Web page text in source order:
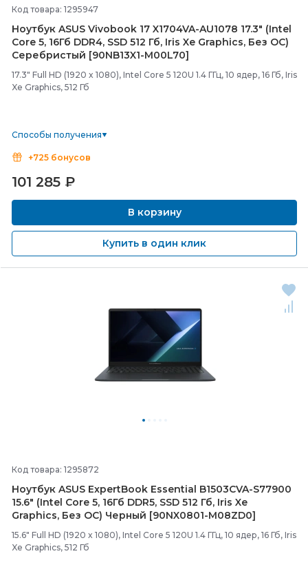
Код товара: 1295947
Ноутбук ASUS Vivobook 17 X1704VA-AU1078 17.3" (Intel
Core 5, 16Гб DDR4, SSD 512 Гб, Iris Xe Graphics, Без ОС)
Серебристый [90NB13X1-M00L70]
17.3" Full HD (1920 x 1080), Intel Core 5 120U 1.4 ГГц, 10 ядер, 16 Гб, Iris
Xe Graphics, 512 Гб
Способы получения
+725 бонусов
101 285 ₽
В корзину
Купить в один клик
Код товара: 1295872
Ноутбук ASUS ExpertBook Essential B1503CVA-S77900
15.6" (Intel Core 5, 16Гб DDR5, SSD 512 Гб, Iris Xe
Graphics, Без ОС) Черный [90NX0801-M08ZD0]
15.6" Full HD (1920 x 1080), Intel Core 5 120U 1.4 ГГц, 10 ядер, 16 Гб, Iris
Xe Graphics, 512 Гб